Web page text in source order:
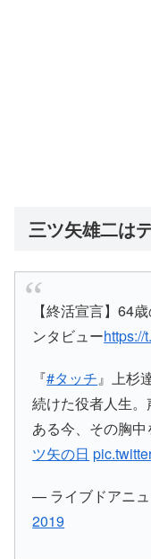
三ツ矢雄二は
【終活宣言】64
ンタビューhttps://
『#タッチ』上杉
続けた役者人生
ある今、その胸
ツ矢の日
— ライブドアニ
2019